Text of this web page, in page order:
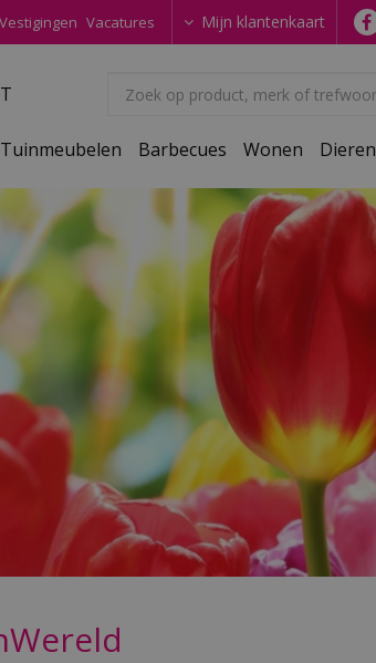
Vestigingen Vacatures Mijn klantenkaart
Tuinmeubelen Barbecues Wonen Dieren